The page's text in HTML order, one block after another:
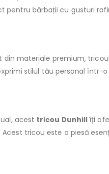
pentru bărbații cu gusturi
materiale premium,
stilul tău personal într-
acest tricou Dunhill îți
tricou este o piesă